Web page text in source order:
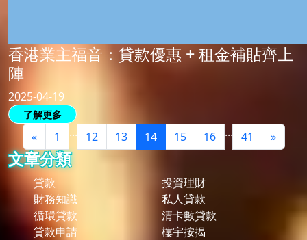
香港業主福音：貸款優惠 + 租金補貼齊上
陣
2025-04-19
了解更多
« 1 ... 12 13 14 15 16 ... 41 »
文章分類
貸款
投資理財
財務知識
私人貸款
循環貸款
清卡數貸款
貸款申請
樓宇按揭